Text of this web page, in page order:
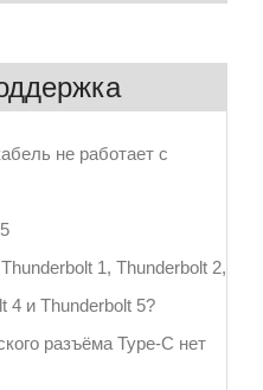
не работает с
1, Thunderbolt 2,
4 и Thunderbolt 5?
разъёма Type-C нет